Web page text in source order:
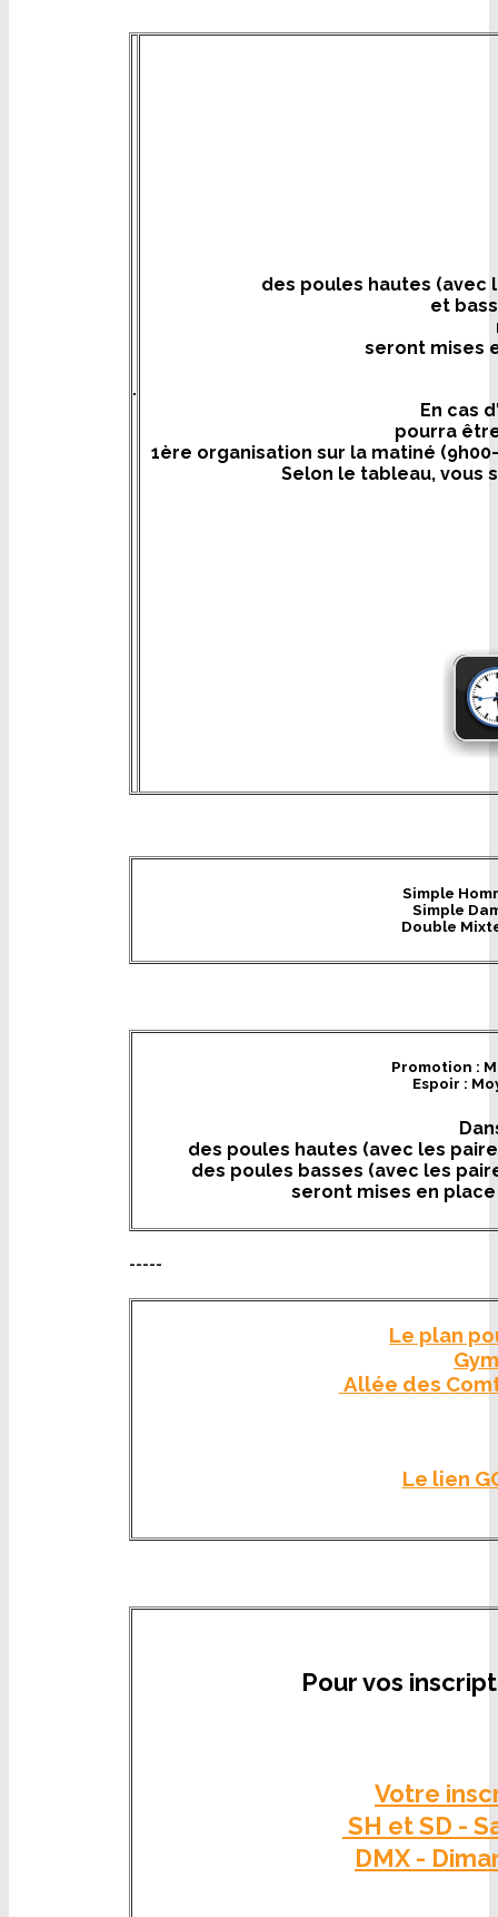
des poules hautes (avec
et
seront mises
En cas
pourra
1ère organisation sur la matiné
Selon le tableau, vous
Simple
Simple
Double
Promotion :
Espoir :
des poules hautes (avec les
des poules basses (avec les
seront mises en
-----
Le plan
Allée des
Le lien
Pour vos
Votre
SH et SD -
DMX -